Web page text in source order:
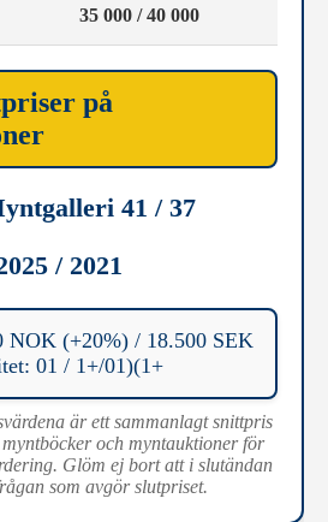
35 000 / 40 000
på
41 / 37
/ 2021
NOK (+20%) / 18.500 SEK
01 / 1+/01)(1+
är ett sammanlagt snittpris
och myntauktioner för
Glöm ej bort att i slutändan
som avgör slutpriset.